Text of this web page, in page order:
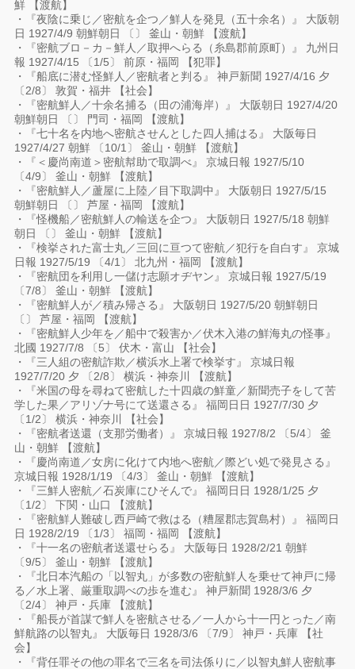
鮮 【渡航】
・『夜陰に乗じ／密航を企つ／鮮人を発見（五十余名）』 大阪朝
日 1927/4/9 朝鮮朝日 〔〕 釜山・朝鮮 【渡航】
・『密航ブロ－カ－鮮人／取押へらる（糸島郡前原町）』 九州日
報 1927/4/15 〔1/5〕 前原・福岡 【犯罪】
・『船底に潜む怪鮮人／密航者と判る』 神戸新聞 1927/4/16 夕
〔2/8〕 敦賀・福井 【社会】
・『密航鮮人／十余名捕る（田の浦海岸）』 大阪朝日 1927/4/20
朝鮮朝日 〔〕 門司・福岡 【渡航】
・『七十名を内地へ密航させんとした四人捕はる』 大阪毎日
1927/4/27 朝鮮 〔10/1〕 釜山・朝鮮 【渡航】
・『＜慶尚南道＞密航幇助で取調べ』 京城日報 1927/5/10
〔4/9〕 釜山・朝鮮 【渡航】
・『密航鮮人／蘆屋に上陸／目下取調中』 大阪朝日 1927/5/15
朝鮮朝日 〔〕 芦屋・福岡 【渡航】
・『怪機船／密航鮮人の輸送を企つ』 大阪朝日 1927/5/18 朝鮮
朝日 〔〕 釜山・朝鮮 【渡航】
・『検挙された富士丸／三回に亘つて密航／犯行を自白す』 京城
日報 1927/5/19 〔4/1〕 北九州・福岡 【渡航】
・『密航団を利用し一儲け志願オヂヤン』 京城日報 1927/5/19
〔7/8〕 釜山・朝鮮 【渡航】
・『密航鮮人が／積み帰さる』 大阪朝日 1927/5/20 朝鮮朝日
〔〕 芦屋・福岡 【渡航】
・『密航鮮人少年を／船中で殺害か／伏木入港の鮮海丸の怪事』
北國 1927/7/8 〔5〕 伏木・富山 【社会】
・『三人組の密航詐欺／横浜水上署で検挙す』 京城日報
1927/7/20 夕 〔2/8〕 横浜・神奈川 【渡航】
・『米国の母を尋ねて密航した十四歳の鮮童／新聞売子をして苦
学した果／アリゾナ号にて送還さる』 福岡日日 1927/7/30 夕
〔1/2〕 横浜・神奈川 【社会】
・『密航者送還（支那労働者）』 京城日報 1927/8/2 〔5/4〕 釜
山・朝鮮 【渡航】
・『慶尚南道／女房に化けて内地へ密航／際どい処で発見さる』
京城日報 1928/1/19 〔4/3〕 釜山・朝鮮 【渡航】
・『三鮮人密航／石炭庫にひそんで』 福岡日日 1928/1/25 夕
〔1/2〕 下関・山口 【渡航】
・『密航鮮人難破し西戸崎で救はる（糟屋郡志賀島村）』 福岡日
日 1928/2/19 〔1/3〕 福岡・福岡 【渡航】
・『十一名の密航者送還せらる』 大阪毎日 1928/2/21 朝鮮
〔9/5〕 釜山・朝鮮 【渡航】
・『北日本汽船の「以智丸」が多数の密航鮮人を乗せて神戸に帰
る／水上署、厳重取調べの歩を進む』 神戸新聞 1928/3/6 夕
〔2/4〕 神戸・兵庫 【渡航】
・『船長が首謀で鮮人を密航させる／一人から十一円とった／南
鮮航路の以智丸』 大阪毎日 1928/3/6 〔7/9〕 神戸・兵庫 【社
会】
・『背任罪その他の罪名で三名を司法係りに／以智丸鮮人密航事